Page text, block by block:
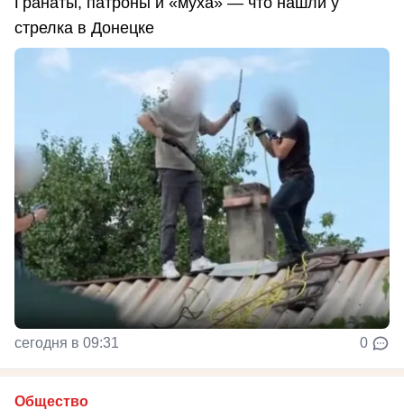
стрелка в Донецке
сегодня в 09:31 0
Общество